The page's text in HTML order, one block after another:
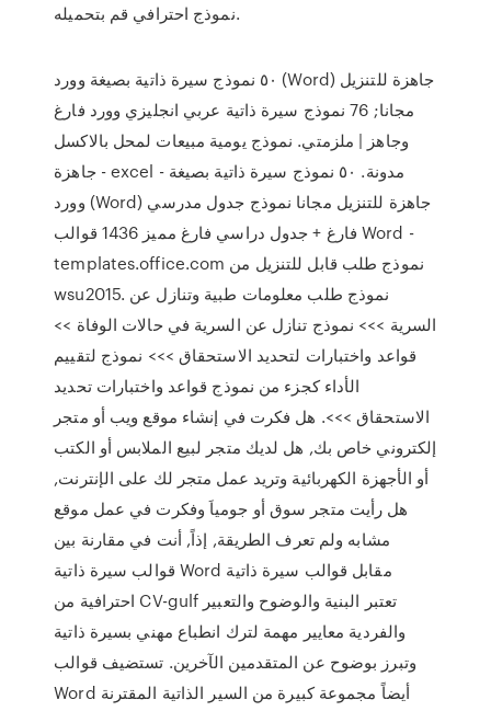
نموذج احترافي قم بتحميله.
٥٠ نموذج سيرة ذاتية بصيغة وورد (Word) جاهزة للتنزيل
مجانا; 76 نموذج سيرة ذاتية عربي انجليزي وورد فارغ
وجاهز | ملزمتي. نموذج يومية مبيعات لمحل بالاكسل
جاهزة - excel - مدونة. ٥٠ نموذج سيرة ذاتية بصيغة
وورد (Word) جاهزة للتنزيل مجانا نموذج جدول مدرسي
فارغ + جدول دراسي فارغ مميز 1436 قوالب Word -
templates.office.com نموذج طلب قابل للتنزيل من
wsu2015. نموذج طلب معلومات طبية وتنازل عن
السرية >>> نموذج تنازل عن السرية في حالات الوفاة >>
قواعد واختبارات لتحديد الاستحقاق >>> نموذج لتقييم
الأداء كجزء من نموذج قواعد واختبارات تحديد
الاستحقاق >>>. هل فكرت في إنشاء موقع ويب أو متجر
إلكتروني خاص بك, هل لديك متجر لبيع الملابس أو الكتب
أو الأجهزة الكهربائية وتريد عمل متجر لك على الإنترنت,
هل رأيت متجر سوق أو جومياَ وفكرت في عمل موقع
مشابه ولم تعرف الطريقة, إذاً, أنت في مقارنة بين
قوالب سيرة ذاتية Word مقابل قوالب سيرة ذاتية
احترافية من CV-gulf تعتبر البنية والوضوح والتعبير
والفردية معايير مهمة لترك انطباع مهني بسيرة ذاتية
وتبرز بوضوح عن المتقدمين الآخرين. تستضيف قوالب
Word أيضاً مجموعة كبيرة من السير الذاتية المقترنة